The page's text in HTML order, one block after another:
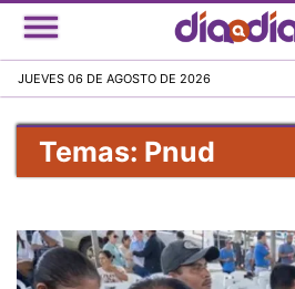
Pasar
al
JUEVES 06 DE AGOSTO DE 2026
Temas: Pnud